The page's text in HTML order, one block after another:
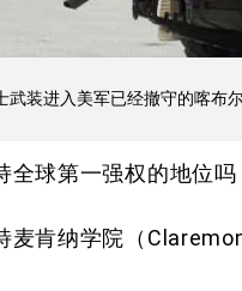
武装进入美军已经撤守的喀布
全球第一强权的地位
麦肯纳学院（